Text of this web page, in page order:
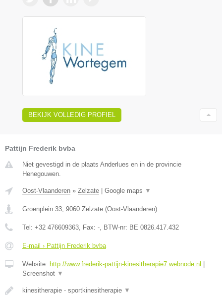
BEKIJK VOLLEDIG PROFIEL
Pattijn Frederik bvba
Niet gevestigd in de plaats Anderlues en in de provincie
Henegouwen.
Oost-Vlaanderen » Zelzate Google maps ▼
Groenplein 33, 9060 Zelzate (Oost-Vlaanderen)
Tel: +32 476609363, Fax: -, BTW-nr: BE 0826.417.432
E-mail › Pattijn Frederik bvba
Website: http://www.frederik-pattijn-kinesitherapie7.webnode.nl
Screenshot ▼
kinesitherapie - sportkinesitherapie ▼